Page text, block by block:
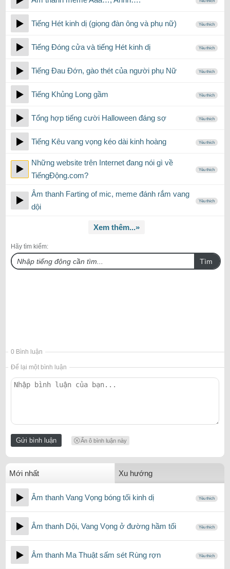
Tiếng Hét kinh dị (giọng đàn ông và phụ nữ) Yêu thích
Tiếng Đóng cửa và tiếng Hét kinh dị Yêu thích
Tiếng Đau Đớn, gào thét của người phụ Nữ Yêu thích
Tiếng Khủng Long gầm Yêu thích
Tổng hợp tiếng cười Halloween đáng sợ Yêu thích
Tiếng Kêu vang vọng kéo dài kinh hoàng Yêu thích
Những website trên Internet đang nói gì về
TiếngĐộng.com?
Yêu thích
Âm thanh Farting of mic, meme đánh rắm vang
dội
Yêu thích
Xem thêm...»
Hãy tìm kiếm:
Tìm
0 Bình luận
Để lại một bình luận
Ẩn ô bình luận này
Mới nhất Xu hướng
Âm thanh Vang Vọng bóng tối kinh dị Yêu thích
Âm thanh Dội, Vang Vọng ở đường hầm tối Yêu thích
Âm thanh Ma Thuật sấm sét Rùng rợn Yêu thích